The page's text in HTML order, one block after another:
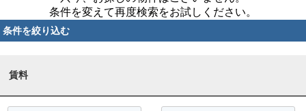
条件を変えて再度検索をお試しください。
条件を絞り込む
賃料